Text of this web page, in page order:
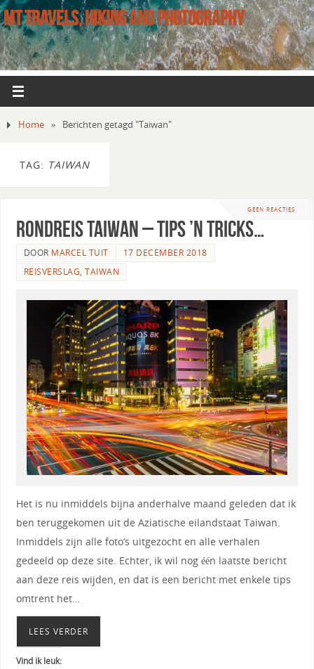
MT TRAVELS, HIKING AND PHOTOGRAPHY
Home » Berichten getagd "Taiwan"
TAG: TAIWAN
GEEN REACTIES
Rondreis Taiwan – tips ’n tricks…
DOOR MARCEL TUIT
17 DECEMBER 2018
REISVERSLAG,TAIWAN
Het is nu inmiddels bijna anderhalve maand geleden dat ik
ben teruggekomen uit de Aziatische eilandstaat Taiwan.
Inmiddels zijn alle foto’s uitgezocht en alle verhalen
gedeeld op deze site. Echter, ik wil nog één laatste bericht
aan deze reis wijden, en dat is een bericht met enkele tips
omtrent het…
LEES VERDER
Vind ik leuk: